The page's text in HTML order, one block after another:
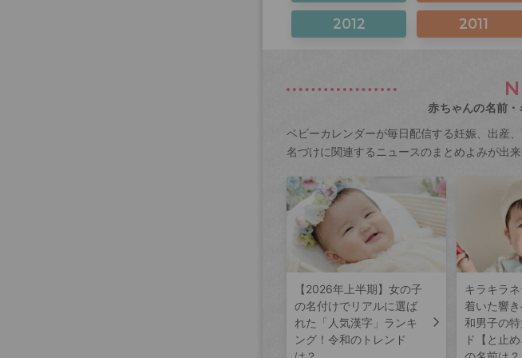
2012 2011
赤ちゃんの名前
ベビーカレンダーが毎日配信する妊娠、出産
名づけに関連するニュースのまとめよみが出来
【2026年上半期】女の子
の名付けでリアルに選ば
れた「人気漢字」ランキ
ング！令和のトレンド
キラキラ
着いた響
和男子の
ド【と止